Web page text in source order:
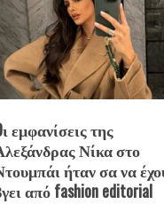
εμφανίσεις της
Νίκα στο
ήταν σα να
από fashion editorial